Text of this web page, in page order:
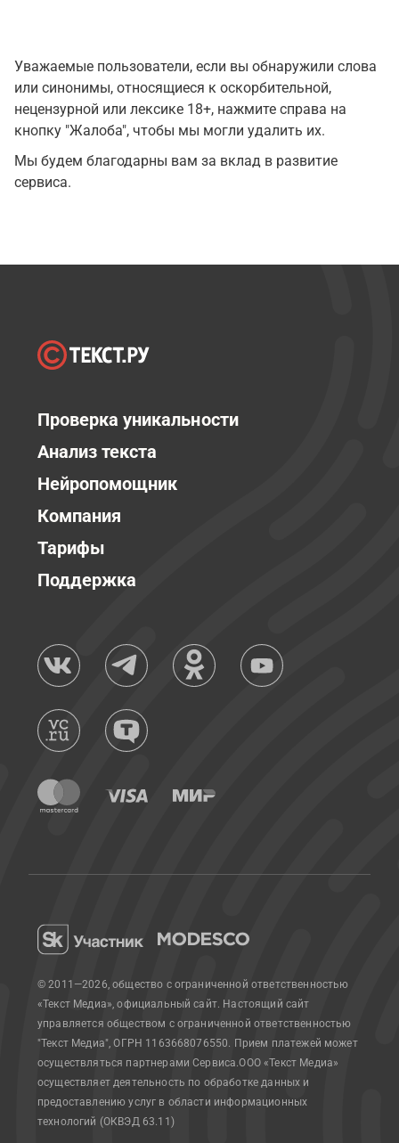
Уважаемые пользователи, если вы обнаружили слова
или синонимы, относящиеся к оскорбительной,
нецензурной или лексике 18+, нажмите справа на
кнопку "Жалоба", чтобы мы могли удалить их.
Мы будем благодарны вам за вклад в развитие
сервиса.
Проверка уникальности
Анализ текста
Нейропомощник
Компания
Тарифы
Поддержка
© 2011—2026, общество с ограниченной ответственностью
«Текст Медиа», официальный сайт. Настоящий сайт
управляется обществом с ограниченной ответственностью
"Текст Медиа", ОГРН 1163668076550. Прием платежей может
осуществляться партнерами Сервиса.ООО «Текст Медиа»
осуществляет деятельность по обработке данных и
предоставлению услуг в области информационных
технологий (ОКВЭД 63.11)